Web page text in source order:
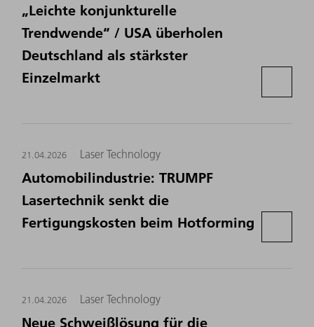
„Leichte konjunkturelle
Trendwende“ / USA überholen
Deutschland als stärkster
Einzelmarkt
21.04.2026 Laser Technology
Automobilindustrie: TRUMPF
Lasertechnik senkt die
Fertigungskosten beim Hotforming
21.04.2026 Laser Technology
Neue Schweißlösung für die